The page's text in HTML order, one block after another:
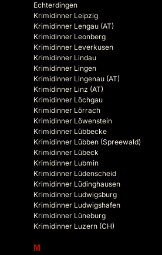
Echterdingen
Krimidinner Leipzig
Krimidinner Lengau (AT)
Krimidinner Leonberg
Krimidinner Leverkusen
Krimidinner Lindau
Krimidinner Lingen
Krimidinner Lingenau (AT)
Krimidinner Linz (AT)
Krimidinner Löchgau
Krimidinner Lörrach
Krimidinner Löwenstein
Krimidinner Lübbecke
Krimidinner Lübben (Spreewald)
Krimidinner Lübeck
Krimidinner Lubmin
Krimidinner Lüdenscheid
Krimidinner Lüdinghausen
Krimidinner Ludwigsburg
Krimidinner Ludwigshafen
Krimidinner Lüneburg
Krimidinner Luzern (CH)
M